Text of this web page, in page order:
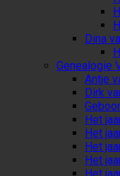
Dina
Genealogie
Antje
Dirk
Het
Het
Het
Het